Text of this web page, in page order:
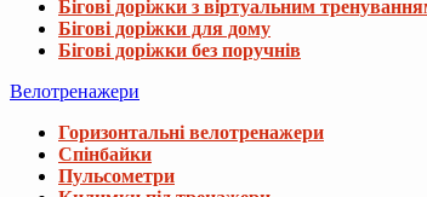
Бігові доріжки з віртуальним
Бігові доріжки для дому
Бігові доріжки без поручнів
Велотренажери
Горизонтальні велотренажери
Спінбайки
Пульсометри